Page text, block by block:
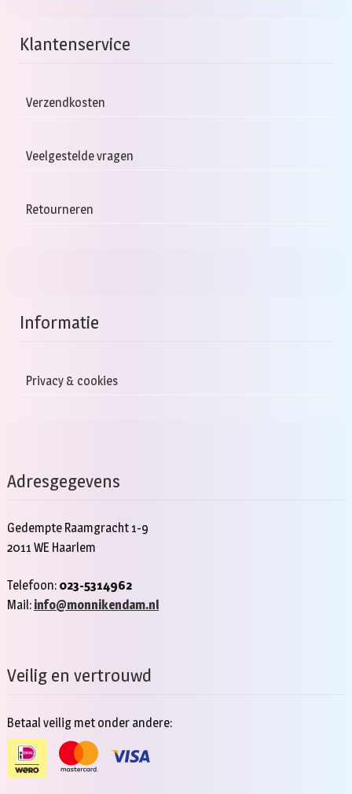
Klantenservice
Verzendkosten
Veelgestelde vragen
Retourneren
Informatie
Privacy & cookies
Adresgegevens
Gedempte Raamgracht 1-9
2011 WE Haarlem
Telefoon: 023-5314962
Mail: info@monnikendam.nl
Veilig en vertrouwd
Betaal veilig met onder andere: